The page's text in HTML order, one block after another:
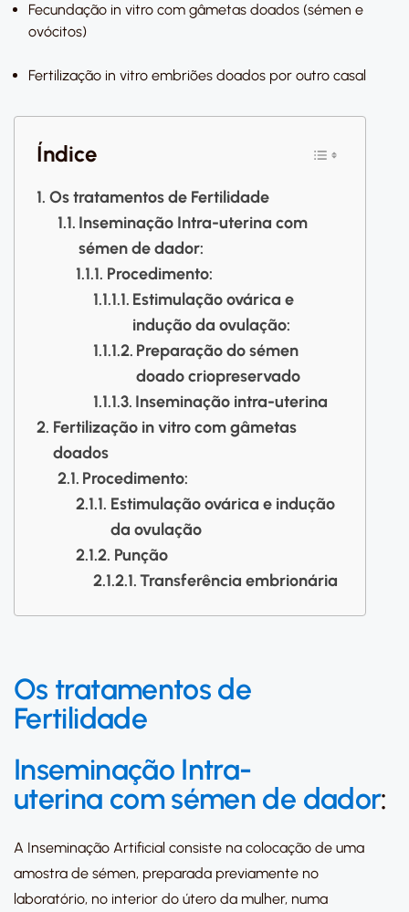
Fecundação in vitro com gâmetas doados (sémen e
ovócitos)
Fertilização in vitro embriões doados por outro casal
Índice
Os tratamentos de Fertilidade
Inseminação Intra-uterina com
sémen de dador:
Procedimento:
Estimulação ovárica e
indução da ovulação:
Preparação do sémen
doado criopreservado
Inseminação intra-uterina
Fertilização in vitro com gâmetas
doados
Procedimento:
Estimulação ovárica e indução
da ovulação
Punção
Transferência embrionária
Os tratamentos de
Fertilidade
Inseminação Intra-
uterina com sémen de dador:
A Inseminação Artificial consiste na colocação de uma
amostra de sémen, preparada previamente no
laboratório, no interior do útero da mulher, numa